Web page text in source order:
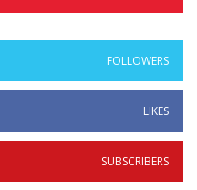
FOLLOWERS
LIKES
SUBSCRIBERS